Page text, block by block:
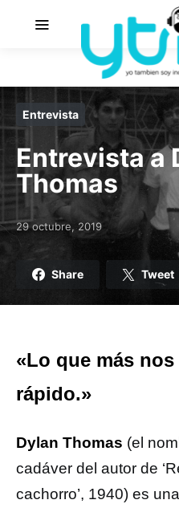
Entrevista
Entrevista a
Thomas
Posted on
29 octubre, 2019
Share Tweet
«Lo que más
rápido.»
Dylan Thomas (el
cadáver del autor de
cachorro’, 1940) es